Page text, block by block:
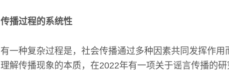
传播过程的系统性
有一种复杂过程是，社会传播通过多种因素共同发挥作
理解传播现象的本质，在2022年有一项关于谣言传播的研